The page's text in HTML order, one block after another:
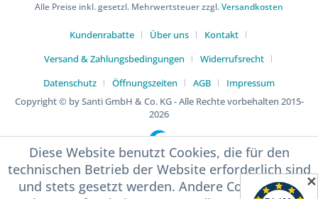
Alle Preise inkl. gesetzl. Mehrwertsteuer zzgl.Versandkosten
Kundenrabatte Über uns
Kontakt
Versand & Zahlungsbedingungen
Widerrufsrecht
Datenschutz
Öffnungszeiten AGB
Impressum
Copyright © by Santi GmbH & Co. KG - Alle Rechte vorbehalten 2015-
2026
Diese Website benutzt Cookies, die für den
technischen Betrieb der Website erforderlich sind
und stets gesetzt werden. Andere Cookies, die ✕